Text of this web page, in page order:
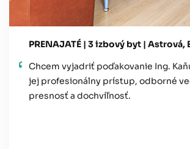
PRENAJATÉ | 3 izbový byt | Astrová,
Chcem vyjadriť poďakovanie Ing.
jej profesionálny prístup, odborné
presnosť a dochvíľnosť.